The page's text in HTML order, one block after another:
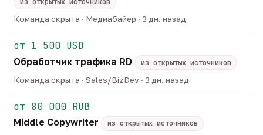
из открытых источников
Команда скрыта · Медиабайер · 3 дн. назад
от 1 500 USD
Обработчик трафика RD
из открытых источников
Команда скрыта · Sales/BizDev · 3 дн. назад
от 80 000 RUB
Middle Copywriter
из открытых источников